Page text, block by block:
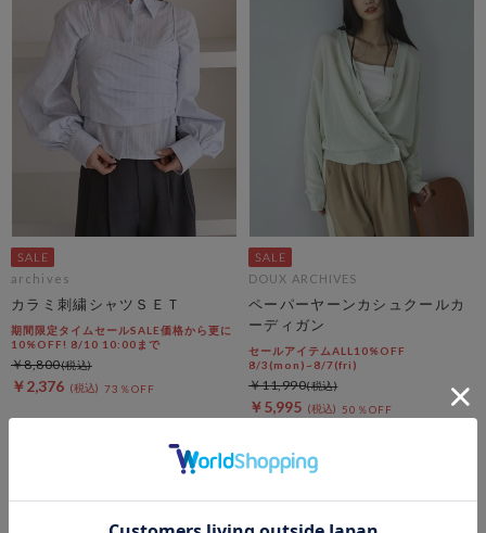
archives
カラミ刺繍シャツＳＥＴ
期間限定タイムセールSALE価格から更に
10%OFF! 8/10 10:00まで
￥2,376 73％OFF
￥8,800
DOUX ARCHIVES
ペーパーヤーンカシュクールカ
ーディガン
セールアイテムALL10%OFF
8/3(mon)~8/7(fri)
￥5,995 50％OFF
￥11,990